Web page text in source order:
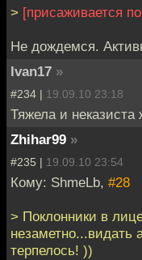
> [присаживается
Не дождемся.
Ivan17 »
#234 | 19.09.10 23:18
Тяжела и неказиста
Zhihar99 »
#235 | 19.09.10 23:54
Кому: ShmeLb, #28
> Поклонники в
незаметно...видать
терпелось! ))